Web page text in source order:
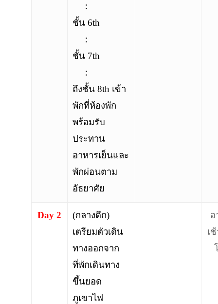
：
ชั้น 6th
：
ชั้น 7th
：
ถึงชั้น 8th เข้า
พักที่ห้องพัก
พร้อมรับ
ประทาน
อาหารเย็นและ
พักผ่อนตาม
อัธยาศัย
Day 2
(กลางดึก)
เตรียมตัวเดิน
ทางออกจาก
ที่พักเดินทาง
ขึ้นยอด
ภูเขาไฟ
อ
เ